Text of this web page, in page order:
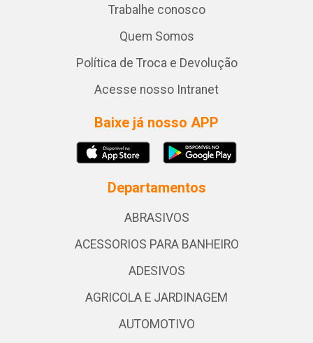
Trabalhe conosco
Quem Somos
Política de Troca e Devolução
Acesse nosso Intranet
Baixe já nosso APP
Departamentos
ABRASIVOS
ACESSORIOS PARA BANHEIRO
ADESIVOS
AGRICOLA E JARDINAGEM
AUTOMOTIVO